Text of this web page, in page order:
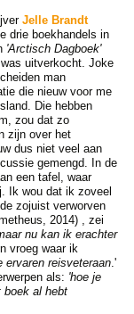
Jelle Brandt
drie boekhandels in
'Arctisch Dagboek'
uitverkocht. Joke
man
die nieuw voor me
Die hebben
zou dat zo
zijn over het
dus niet veel aan
gemengd. In de
een tafel, waar
Ik wou dat ik zoveel
zojuist verworven
2014) , zei
nu kan ik erachter
vroeg waar ik
ervaren reisveteraan.'
als: 'hoe je
boek al hebt